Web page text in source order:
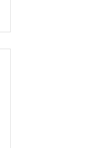
vor?
vor?